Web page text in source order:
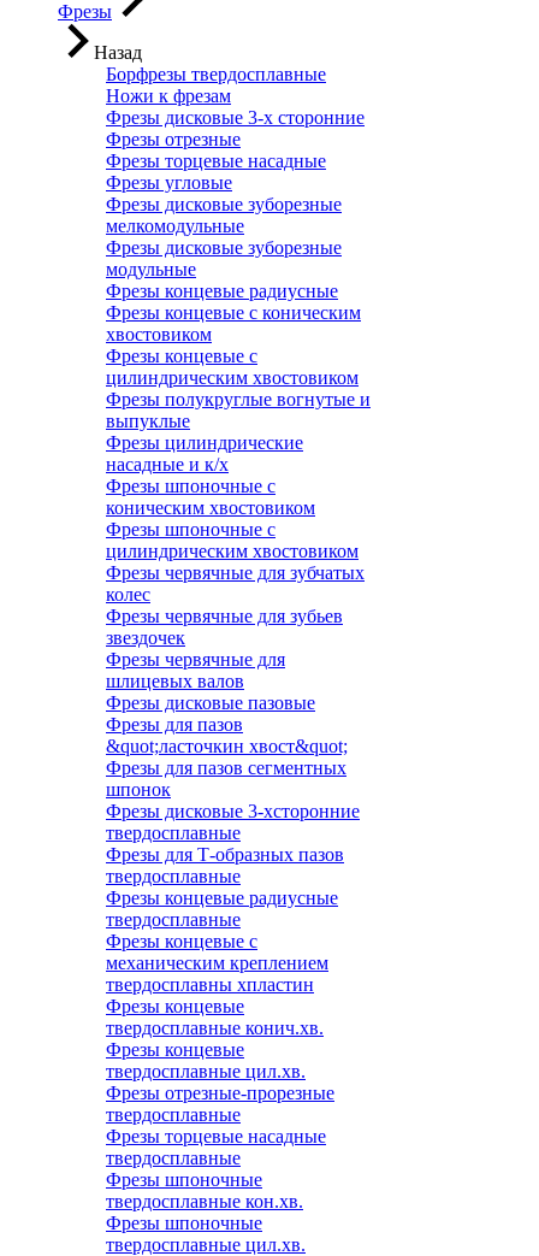
Фрезы
Назад
Борфрезы твердосплавные
Ножи к фрезам
Фрезы дисковые 3-х сторонние
Фрезы отрезные
Фрезы торцевые насадные
Фрезы угловые
Фрезы дисковые зуборезные
мелкомодульные
Фрезы дисковые зуборезные
модульные
Фрезы концевые радиусные
Фрезы концевые с коническим
хвостовиком
Фрезы концевые с
цилиндрическим хвостовиком
Фрезы полукруглые вогнутые и
выпуклые
Фрезы цилиндрические
насадные и к/х
Фрезы шпоночные с
коническим хвостовиком
Фрезы шпоночные с
цилиндрическим хвостовиком
Фрезы червячные для зубчатых
колес
Фрезы червячные для зубьев
звездочек
Фрезы червячные для
шлицевых валов
Фрезы дисковые пазовые
Фрезы для пазов
&quot;ласточкин хвост&quot;
Фрезы для пазов сегментных
шпонок
Фрезы дисковые 3-хсторонние
твердосплавные
Фрезы для Т-образных пазов
твердосплавные
Фрезы концевые радиусные
твердосплавные
Фрезы концевые с
механическим креплением
твердосплавны хпластин
Фрезы концевые
твердосплавные конич.хв.
Фрезы концевые
твердосплавные цил.хв.
Фрезы отрезные-прорезные
твердосплавные
Фрезы торцевые насадные
твердосплавные
Фрезы шпоночные
твердосплавные кон.хв.
Фрезы шпоночные
твердосплавные цил.хв.